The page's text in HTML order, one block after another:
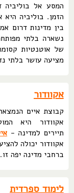
המסע אל
הזמן. בוליביה היא
בין מדינות דרום
נשארה בלתי
של אוטנטיות
מציעה עושר בלתי
אקוודור
אקוודור היא
תיירים למדינה -
אקוודור יכולה
ברחבי מדינה יפה זו.
לימוד ספרדית